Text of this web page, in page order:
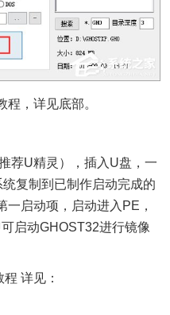
，详见底部。
U精灵），插入U盘，一
复制到已制作启动完成的
启动项，启动进入PE，
启动GHOST32进行镜像
详见：